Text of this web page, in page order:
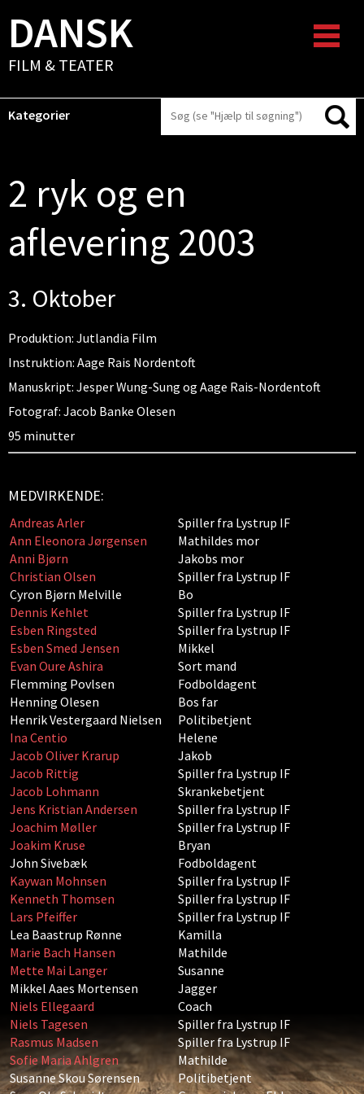
DANSK
FILM & TEATER
Kategorier
2 ryk og en
aflevering 2003
3. Oktober
Produktion: Jutlandia Film
Instruktion: Aage Rais Nordentoft
Manuskript: Jesper Wung-Sung og Aage Rais-Nordentoft
Fotograf: Jacob Banke Olesen
95 minutter
MEDVIRKENDE:
Andreas Arler
Spiller fra Lystrup IF
Ann Eleonora Jørgensen
Mathildes mor
Anni Bjørn
Jakobs mor
Christian Olsen
Spiller fra Lystrup IF
Cyron Bjørn Melville
Bo
Dennis Kehlet
Spiller fra Lystrup IF
Esben Ringsted
Spiller fra Lystrup IF
Esben Smed Jensen
Mikkel
Evan Oure Ashira
Sort mand
Flemming Povlsen
Fodboldagent
Henning Olesen
Bos far
Henrik Vestergaard Nielsen
Politibetjent
Ina Centio
Helene
Jacob Oliver Krarup
Jakob
Jacob Rittig
Spiller fra Lystrup IF
Jacob Lohmann
Skrankebetjent
Jens Kristian Andersen
Spiller fra Lystrup IF
Joachim Møller
Spiller fra Lystrup IF
Joakim Kruse
Bryan
John Sivebæk
Fodboldagent
Kaywan Mohnsen
Spiller fra Lystrup IF
Kenneth Thomsen
Spiller fra Lystrup IF
Lars Pfeiffer
Spiller fra Lystrup IF
Lea Baastrup Rønne
Kamilla
Marie Bach Hansen
Mathilde
Mette Mai Langer
Susanne
Mikkel Aaes Mortensen
Jagger
Niels Ellegaard
Coach
Niels Tagesen
Spiller fra Lystrup IF
Rasmus Madsen
Spiller fra Lystrup IF
Sofie Maria Ahlgren
Mathilde
Susanne Skou Sørensen
Politibetjent